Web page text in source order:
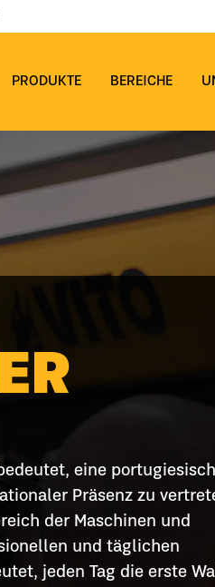
PRODUKTE
BEREICHE
eine
Präsenz zu
der Maschinen und
und täglichen
jeden Tag die erste